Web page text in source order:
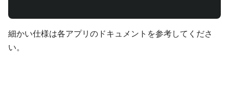
細かい仕様は各アプリのドキュメントを参考してくださ
い。